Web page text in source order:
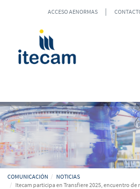
ACCESO AENORMAS |
COMUNICACIÓN
NOTICIAS
Itecam participa en Transfiere 2025, encuentro de